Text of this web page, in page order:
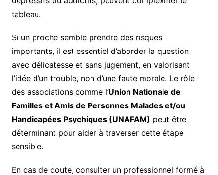
tableau.
Si un proche semble prendre des risques
importants, il est essentiel d’aborder la question
avec délicatesse et sans jugement, en valorisant
l’idée d’un trouble, non d’une faute morale. Le rôle
des associations comme l’Union Nationale de
Familles et Amis de Personnes Malades et/ou
Handicapées Psychiques (UNAFAM) peut être
déterminant pour aider à traverser cette étape
sensible.
En cas de doute, consulter un professionnel formé à